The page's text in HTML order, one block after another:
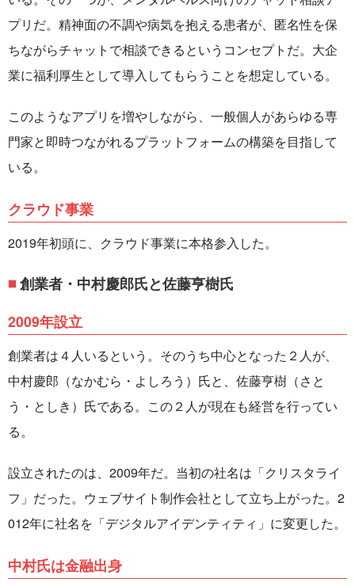
プリだ。精神面の不調や病気を抱える患者が、匿名性を保
ちながらチャットで相談できるというコンセプトだ。大企
業に福利厚生として導入してもらうことを想定している。
このようなアプリを増やしながら、一般個人があらゆる専
門家と即時つながれるプラットフォームの構築を目指して
いる。
クラウド事業
2019年初頭に、クラウド事業に本格参入した。
創業者・中村慶郎氏と佐藤亨樹氏
2009年設立
創業者は４人いるという。そのうち中心となった２人が、
中村慶郎（なかむら・よしろう）氏と、佐藤亨樹（さと
う・としき）氏である。この２人が現在も経営を行ってい
る。
設立されたのは、2009年だ。当初の社名は「クリスタライ
フ」だった。ウェブサイト制作会社として立ち上がった。2
012年に社名を「デジタルアイデンティティ」に変更した。
中村氏は金融出身